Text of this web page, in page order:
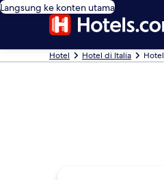
Langsung ke konten utama
Hotel Hotel di Italia